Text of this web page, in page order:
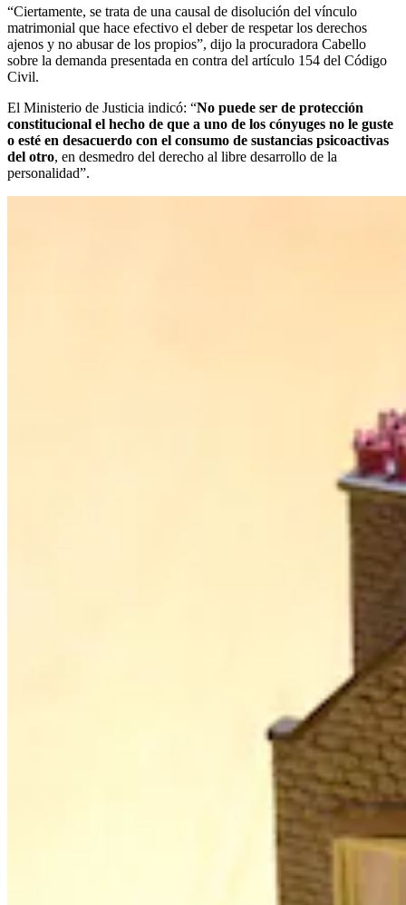
“Ciertamente, se trata de una causal de disolución del vínculo
matrimonial que hace efectivo el deber de respetar los derechos
ajenos y no abusar de los propios”, dijo la procuradora Cabello
sobre la demanda presentada en contra del artículo 154 del Código
Civil.
El Ministerio de Justicia indicó: “No puede ser de protección
constitucional el hecho de que a uno de los cónyuges no le guste
o esté en desacuerdo con el consumo de sustancias psicoactivas
del otro, en desmedro del derecho al libre desarrollo de la
personalidad”.